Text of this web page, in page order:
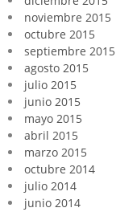
noviembre 2015
octubre 2015
septiembre 2015
agosto 2015
julio 2015
junio 2015
mayo 2015
abril 2015
marzo 2015
octubre 2014
julio 2014
junio 2014